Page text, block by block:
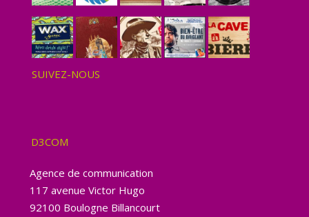
SUIVEZ-NOUS
D3COM
Agence de communication
117 avenue Victor Hugo
92100 Boulogne Billancourt